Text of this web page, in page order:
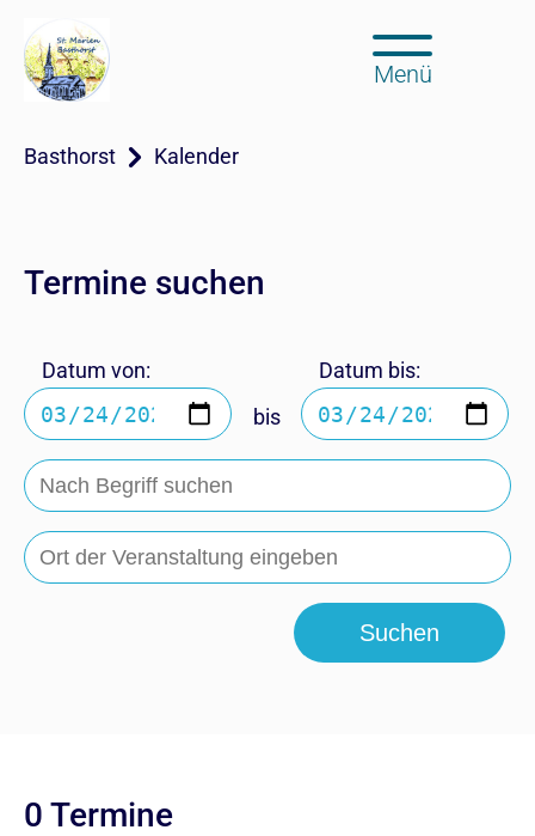
Menü
Basthorst Kalender
Termine suchen
Datum von:
bis
Datum bis:
Suchen
0 Termine